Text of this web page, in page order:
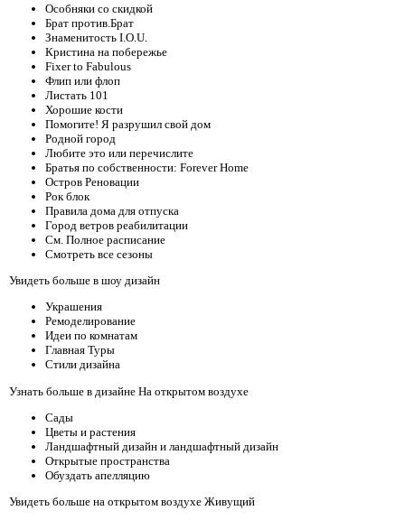
Особняки со скидкой
Брат против.Брат
Знаменитость I.O.U.
Кристина на побережье
Fixer to Fabulous
Флип или флоп
Листать 101
Хорошие кости
Помогите! Я разрушил свой дом
Родной город
Любите это или перечислите
Братья по собственности: Forever Home
Остров Реновации
Рок блок
Правила дома для отпуска
Город ветров реабилитации
См. Полное расписание
Смотреть все сезоны
Увидеть больше в шоу дизайн
Украшения
Ремоделирование
Идеи по комнатам
Главная Туры
Стили дизайна
Узнать больше в дизайне На открытом воздухе
Сады
Цветы и растения
Ландшафтный дизайн и ландшафтный дизайн
Открытые пространства
Обуздать апелляцию
Увидеть больше на открытом воздухе Живущий